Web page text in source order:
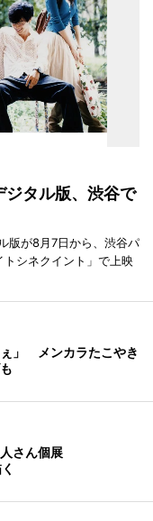
ジタル版、渋谷で
版が8月7日から、渋谷パ
シネクイント」で上映
」 メンカラたこやき
さん個展